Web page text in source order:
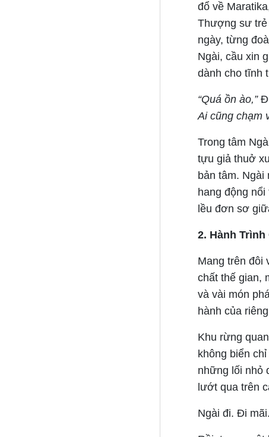
đổ về
Thượng sư trẻ
ngày, từng
Ngài, cầu xin
dành cho tĩnh
“Quá ồn ào,”
Ai cũng chạm
Trong tâm
tựu giả thuở
bản tâm.
hang động
lều đơn sơ
2. Hành
Mang trên đôi
chất thế gian,
và vài món
hành của
Khu rừng
không biển
những lối nhỏ
lướt qua trên
Ngài đi. Đi